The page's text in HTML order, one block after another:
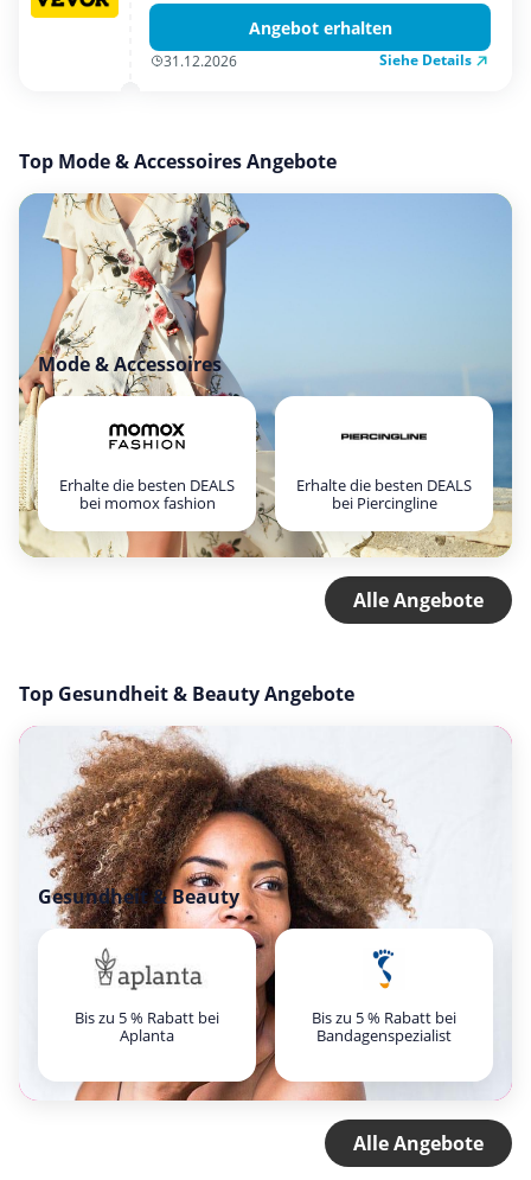
Angebot erhalten
31.12.2026 Siehe Details
Top Mode & Accessoires Angebote
Mode & Accessoires
Erhalte die besten DEALS
bei momox fashion
Erhalte die besten DEALS
bei Piercingline
Alle Angebote
Top Gesundheit & Beauty Angebote
Gesundheit & Beauty
Bis zu 5 % Rabatt bei
Aplanta
Bis zu 5 % Rabatt bei
Bandagenspezialist
Alle Angebote